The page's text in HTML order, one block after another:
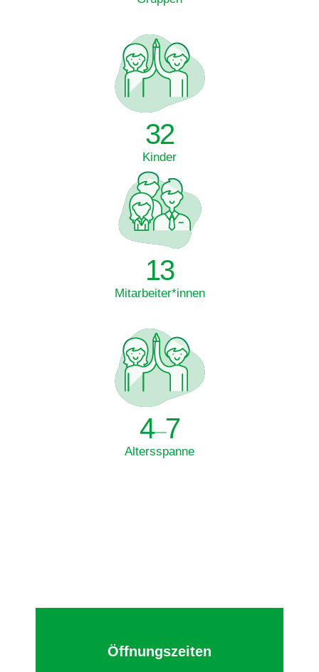
32
Kinder
13
Mitarbeiter*innen
4–7
Altersspanne
Öffnungszeiten